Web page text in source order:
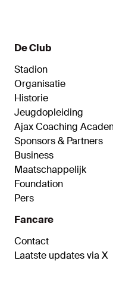
De Club
Stadion
Organisatie
Historie
Jeugdopleiding
Ajax Coaching
Sponsors & Partners
Business
Maatschappelijk
Foundation
Pers
Fancare
Contact
Laatste updates via X